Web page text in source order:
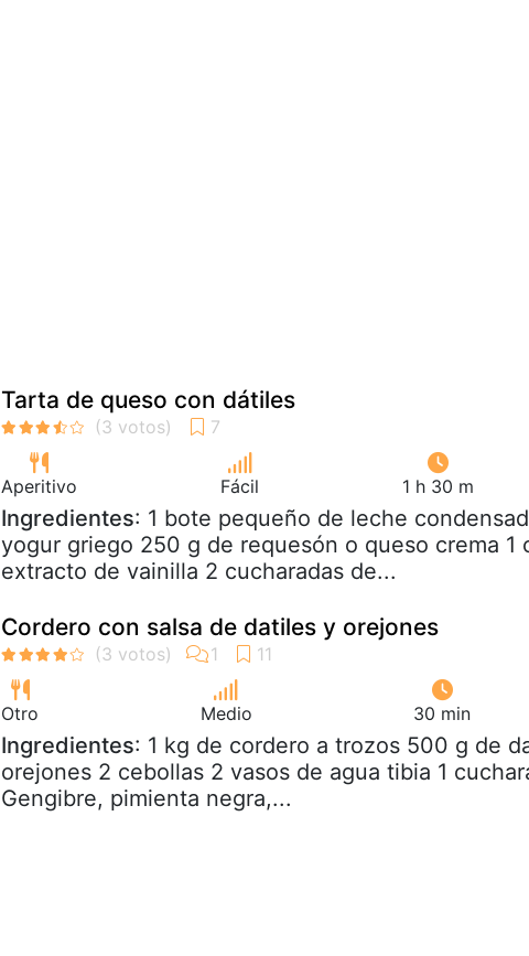
Tarta de queso con dátiles
Aperitivo Fácil 1 h 30 m
Ingredientes: 1 bote pequeño de leche
yogur griego 250 g de requesón o queso crema 1
extracto de vainilla 2 cucharadas de...
Cordero con salsa de datiles y orejones
Otro Medio 30 min
Ingredientes: 1 kg de cordero a trozos 500 g de
orejones 2 cebollas 2 vasos de agua tibia 1
Gengibre, pimienta negra,...